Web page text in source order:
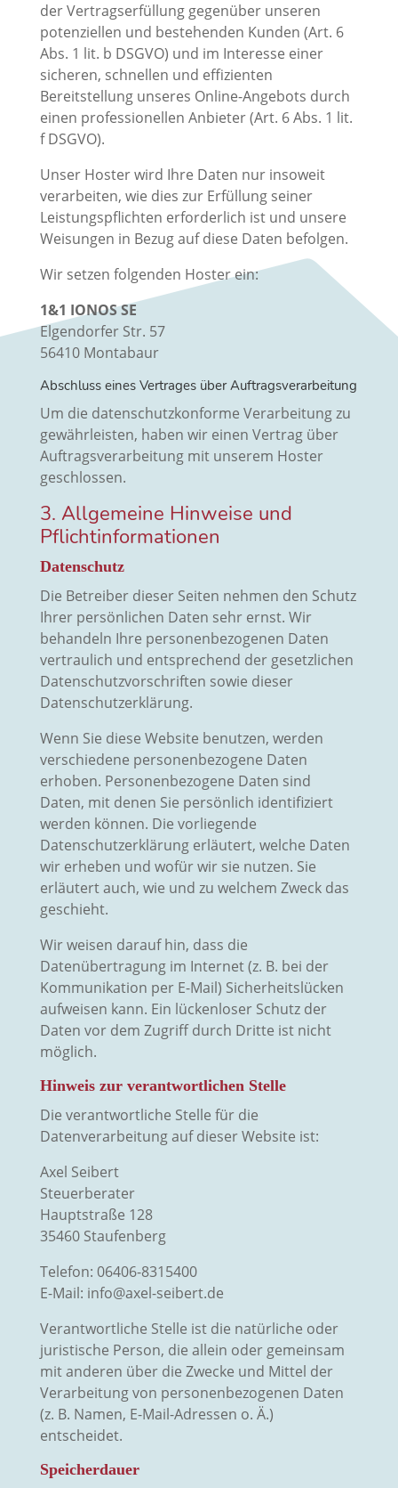
der Vertragserfüllung gegenüber unseren
potenziellen und bestehenden Kunden (Art. 6
Abs. 1 lit. b DSGVO) und im Interesse einer
sicheren, schnellen und effizienten
Bereitstellung unseres Online-Angebots durch
einen professionellen Anbieter (Art. 6 Abs. 1 lit.
f DSGVO).
Unser Hoster wird Ihre Daten nur insoweit
verarbeiten, wie dies zur Erfüllung seiner
Leistungspflichten erforderlich ist und unsere
Weisungen in Bezug auf diese Daten befolgen.
Wir setzen folgenden Hoster ein:
1&1 IONOS SE
Elgendorfer Str. 57
56410 Montabaur
Abschluss eines Vertrages über Auftragsverarbeitung
Um die datenschutzkonforme Verarbeitung zu
gewährleisten, haben wir einen Vertrag über
Auftragsverarbeitung mit unserem Hoster
geschlossen.
3. Allgemeine Hinweise und
Pflicht­informationen
Datenschutz
Die Betreiber dieser Seiten nehmen den Schutz
Ihrer persönlichen Daten sehr ernst. Wir
behandeln Ihre personenbezogenen Daten
vertraulich und entsprechend der gesetzlichen
Datenschutzvorschriften sowie dieser
Datenschutzerklärung.
Wenn Sie diese Website benutzen, werden
verschiedene personenbezogene Daten
erhoben. Personenbezogene Daten sind
Daten, mit denen Sie persönlich identifiziert
werden können. Die vorliegende
Datenschutzerklärung erläutert, welche Daten
wir erheben und wofür wir sie nutzen. Sie
erläutert auch, wie und zu welchem Zweck das
geschieht.
Wir weisen darauf hin, dass die
Datenübertragung im Internet (z. B. bei der
Kommunikation per E-Mail) Sicherheitslücken
aufweisen kann. Ein lückenloser Schutz der
Daten vor dem Zugriff durch Dritte ist nicht
möglich.
Hinweis zur verantwortlichen Stelle
Die verantwortliche Stelle für die
Datenverarbeitung auf dieser Website ist:
Axel Seibert
Steuerberater
Hauptstraße 128
35460 Staufenberg
Telefon: 06406-8315400
E-Mail: info@axel-seibert.de
Verantwortliche Stelle ist die natürliche oder
juristische Person, die allein oder gemeinsam
mit anderen über die Zwecke und Mittel der
Verarbeitung von personenbezogenen Daten
(z. B. Namen, E-Mail-Adressen o. Ä.)
entscheidet.
Speicherdauer